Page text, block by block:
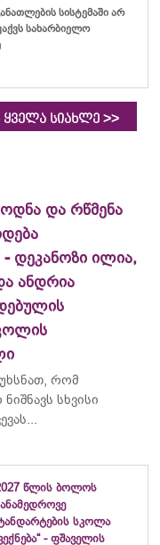
სისტემაში არ
სახარბიელო
ყველა სიახლე >>
და რწმენა
- დეკანოზი ილია,
ანდრია
რომ
სხვისი
წლის ბოლოს
სკოლა
- ფშაველის